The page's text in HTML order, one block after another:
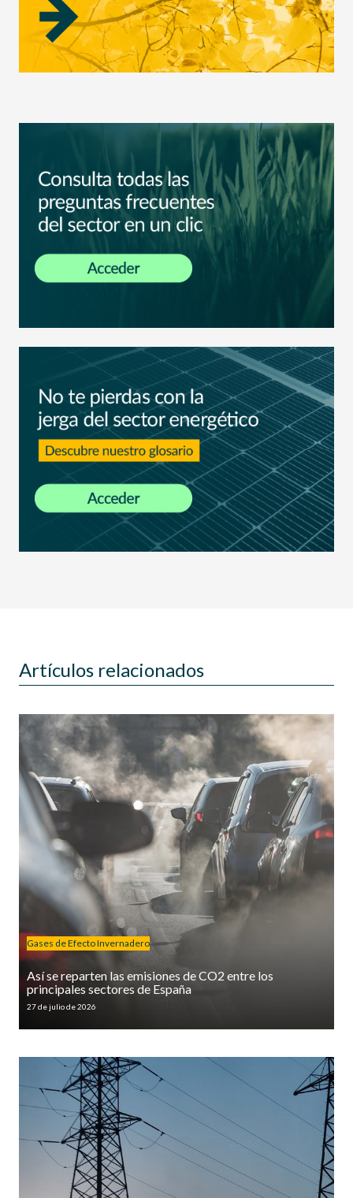
Artículos relacionados
Gases de Efecto Invernadero
Así se reparten las emisiones de CO2 entre los
principales sectores de España
27 de julio de 2026